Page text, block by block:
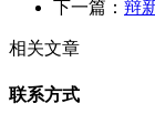
下一篇： 辩
相关文章
联系方式